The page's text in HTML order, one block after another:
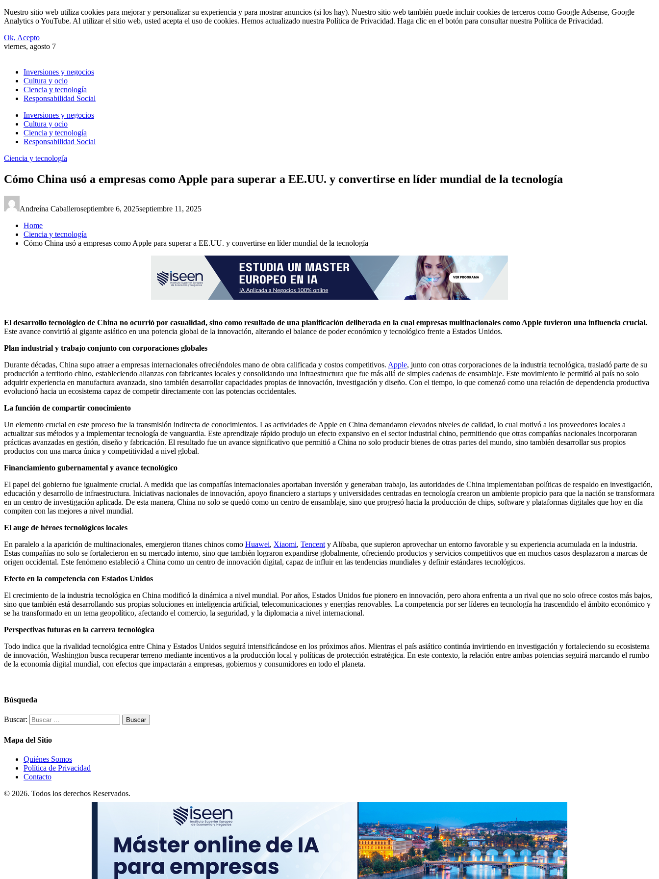
Nuestro sitio web utiliza cookies para mejorar y personalizar su experiencia y para mostrar anuncios (si los hay). Nuestro sitio web también puede incluir cookies de terceros como Google Adsense, Google
Analytics o YouTube. Al utilizar el sitio web, usted acepta el uso de cookies. Hemos actualizado nuestra Política de Privacidad. Haga clic en el botón para consultar nuestra Política de Privacidad.
Ok, Acepto
viernes, agosto 7
Inversiones y negocios
Cultura y ocio
Ciencia y tecnología
Responsabilidad Social
Inversiones y negocios
Cultura y ocio
Ciencia y tecnología
Responsabilidad Social
Ciencia y tecnología
Cómo China usó a empresas como Apple para superar a EE.UU. y convertirse en líder mundial de la tecnología
Andreína Caballeroseptiembre 6, 2025septiembre 11, 2025
Home
Ciencia y tecnología
Cómo China usó a empresas como Apple para superar a EE.UU. y convertirse en líder mundial de la tecnología
El desarrollo tecnológico de China no ocurrió por casualidad, sino como resultado de una planificación deliberada en la cual empresas multinacionales como Apple tuvieron una influencia crucial.
Este avance convirtió al gigante asiático en una potencia global de la innovación, alterando el balance de poder económico y tecnológico frente a Estados Unidos.
Plan industrial y trabajo conjunto con corporaciones globales
Durante décadas, China supo atraer a empresas internacionales ofreciéndoles mano de obra calificada y costos competitivos. Apple, junto con otras corporaciones de la industria tecnológica, trasladó parte de su
producción a territorio chino, estableciendo alianzas con fabricantes locales y consolidando una infraestructura que fue más allá de simples cadenas de ensamblaje. Este movimiento le permitió al país no solo
adquirir experiencia en manufactura avanzada, sino también desarrollar capacidades propias de innovación, investigación y diseño. Con el tiempo, lo que comenzó como una relación de dependencia productiva
evolucionó hacia un ecosistema capaz de competir directamente con las potencias occidentales.
La función de compartir conocimiento
Un elemento crucial en este proceso fue la transmisión indirecta de conocimientos. Las actividades de Apple en China demandaron elevados niveles de calidad, lo cual motivó a los proveedores locales a
actualizar sus métodos y a implementar tecnología de vanguardia. Este aprendizaje rápido produjo un efecto expansivo en el sector industrial chino, permitiendo que otras compañías nacionales incorporaran
prácticas avanzadas en gestión, diseño y fabricación. El resultado fue un avance significativo que permitió a China no solo producir bienes de otras partes del mundo, sino también desarrollar sus propios
productos con una marca única y competitividad a nivel global.
Financiamiento gubernamental y avance tecnológico
El papel del gobierno fue igualmente crucial. A medida que las compañías internacionales aportaban inversión y generaban trabajo, las autoridades de China implementaban políticas de respaldo en investigación,
educación y desarrollo de infraestructura. Iniciativas nacionales de innovación, apoyo financiero a startups y universidades centradas en tecnología crearon un ambiente propicio para que la nación se transformara
en un centro de investigación aplicada. De esta manera, China no solo se quedó como un centro de ensamblaje, sino que progresó hacia la producción de chips, software y plataformas digitales que hoy en día
compiten con las mejores a nivel mundial.
El auge de héroes tecnológicos locales
En paralelo a la aparición de multinacionales, emergieron titanes chinos como Huawei, Xiaomi, Tencent y Alibaba, que supieron aprovechar un entorno favorable y su experiencia acumulada en la industria.
Estas compañías no solo se fortalecieron en su mercado interno, sino que también lograron expandirse globalmente, ofreciendo productos y servicios competitivos que en muchos casos desplazaron a marcas de
origen occidental. Este fenómeno estableció a China como un centro de innovación digital, capaz de influir en las tendencias mundiales y definir estándares tecnológicos.
Efecto en la competencia con Estados Unidos
El crecimiento de la industria tecnológica en China modificó la dinámica a nivel mundial. Por años, Estados Unidos fue pionero en innovación, pero ahora enfrenta a un rival que no solo ofrece costos más bajos,
sino que también está desarrollando sus propias soluciones en inteligencia artificial, telecomunicaciones y energías renovables. La competencia por ser líderes en tecnología ha trascendido el ámbito económico y
se ha transformado en un tema geopolítico, afectando el comercio, la seguridad, y la diplomacia a nivel internacional.
Perspectivas futuras en la carrera tecnológica
Todo indica que la rivalidad tecnológica entre China y Estados Unidos seguirá intensificándose en los próximos años. Mientras el país asiático continúa invirtiendo en investigación y fortaleciendo su ecosistema
de innovación, Washington busca recuperar terreno mediante incentivos a la producción local y políticas de protección estratégica. En este contexto, la relación entre ambas potencias seguirá marcando el rumbo
de la economía digital mundial, con efectos que impactarán a empresas, gobiernos y consumidores en todo el planeta.
Búsqueda
Buscar:
Mapa del Sitio
Quiénes Somos
Política de Privacidad
Contacto
© 2026. Todos los derechos Reservados.